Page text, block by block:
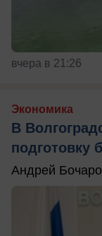
вчера в 21:26
Экономика
В
подготовку
Андрей